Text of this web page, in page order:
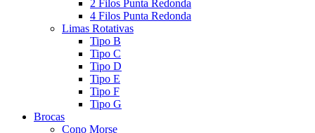
2 Filos Punta Redonda
4 Filos Punta Redonda
Limas Rotativas
Tipo B
Tipo C
Tipo D
Tipo E
Tipo F
Tipo G
Brocas
Cono Morse